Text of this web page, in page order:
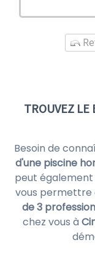
TROUVEZ LE
Besoin de
d'une piscine
peut également
vous permettre
de 3
chez vous à